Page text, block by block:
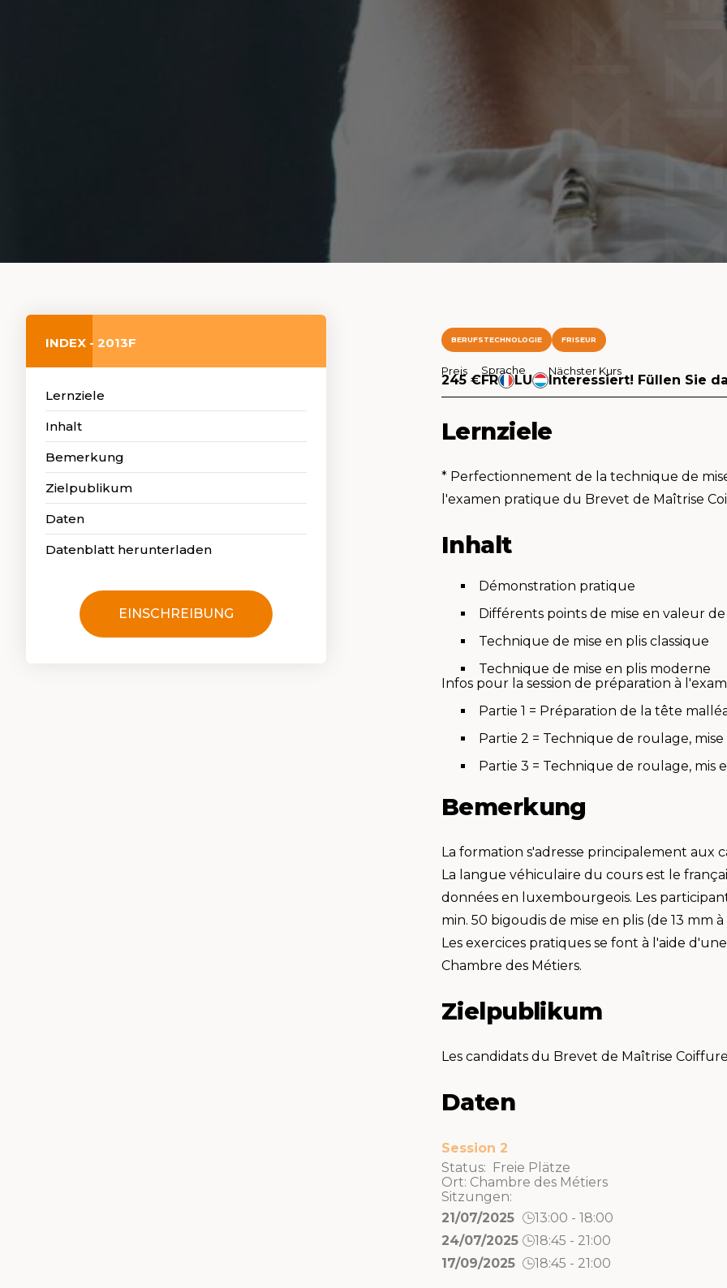
INDEX - 2013F
Lernziele
Inhalt
Bemerkung
Zielpublikum
Daten
Datenblatt herunterladen
EINSCHREIBUNG
BERUFSTECHNOLOGIE FRISEUR
Preis
245 €
Sprache
FR LU
Nächster Kurs
Interessiert! Füllen Sie
Lernziele
* Perfectionnement de la technique de
l'examen pratique du Brevet de Maîtrise
Inhalt
Démonstration pratique
Différents points de mise en valeur
Technique de mise en plis classique
Technique de mise en plis moderne
Infos pour la session de préparation à
Partie 1 = Préparation de la tête
Partie 2 = Technique de roulage,
Partie 3 = Technique de roulage, mis
Bemerkung
La formation s'adresse principalement aux
La langue véhiculaire du cours est le
données en luxembourgeois. Les
min. 50 bigoudis de mise en plis (de 13 mm
Les exercices pratiques se font à l'aide
Chambre des Métiers.
Zielpublikum
Les candidats du Brevet de Maîtrise
Daten
Session 2
Status: Freie Plätze
Ort: Chambre des Métiers
Sitzungen:
21/07/2025
13:00 - 18:00
24/07/2025
18:45 - 21:00
17/09/2025
18:45 - 21:00